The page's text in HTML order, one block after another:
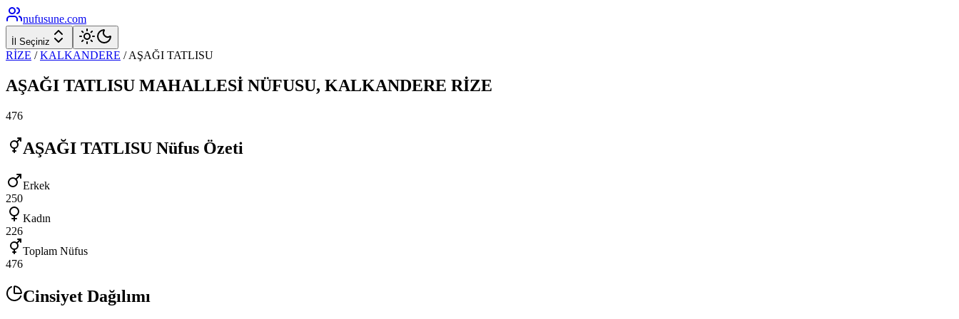
nufusune.com
İl Seçiniz
RİZE / KALKANDERE /AŞAĞI TATLISU
AŞAĞI TATLISU MAHALLESİ NÜFUSU, KALKANDERE RİZE
476
AŞAĞI TATLISU Nüfus Özeti
Erkek
250
Kadın
226
Toplam Nüfus
476
Cinsiyet Dağılımı